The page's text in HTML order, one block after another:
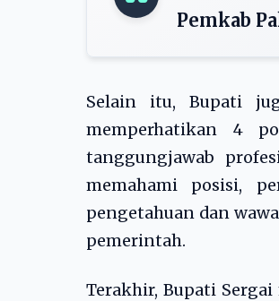
Pemkab
Selain itu, Bupati
memperhatikan 4
tanggungjawab
memahami posisi,
pengetahuan dan
pemerintah.
Terakhir, Bupati